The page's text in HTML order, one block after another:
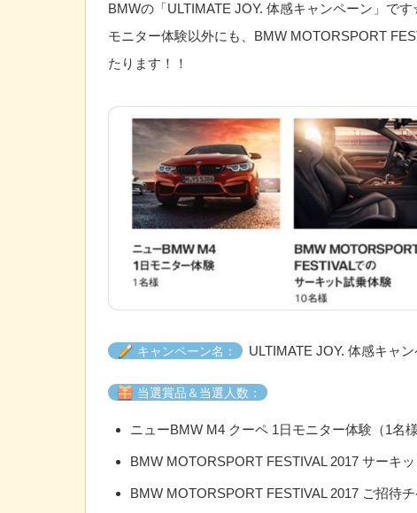
BMWの「ULTIMATE JOY. 体感キャンペーン」で
モニター体験以外にも、 BMW MOTORSPORT
たります！！
キャンペーン名： ULTIMATE JOY. 体感キャ
当選賞品＆当選人数：
ニューBMW M4 クーペ 1日モニター体験（1名様
BMW MOTORSPORT FESTIVAL 2017 サーキッ
BMW MOTORSPORT FESTIVAL 2017 ご招待チ